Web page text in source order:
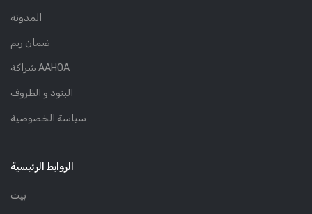
المدونة
ضمان ريم
شراكة AAHOA
البنود و الظروف
سياسة الخصوصية
الروابط الرئيسية
بيت